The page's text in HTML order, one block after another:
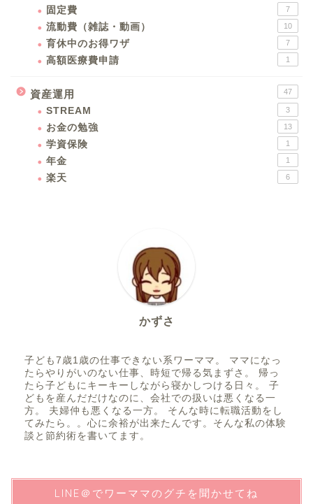
固定費 7
流動費（雑誌・動画） 10
育休中のお得ワザ 7
高額医療費申請 1
資産運用 47
STREAM 3
お金の勉強 13
学資保険 1
年金 1
楽天 6
かずさ
子ども7歳1歳の仕事できない系ワーママ。 ママになっ
たらやりがいのない仕事、時短で帰る気まずさ。 帰っ
たら子どもにキーキーしながら寝かしつける日々。 子
どもを産んだだけなのに、会社での扱いは悪くなる一
方。 夫婦仲も悪くなる一方。 そんな時に転職活動をし
てみたら。。心に余裕が出来たんです。そんな私の体験
談と節約術を書いてます。
LINE＠でワーママのグチを聞かせてね